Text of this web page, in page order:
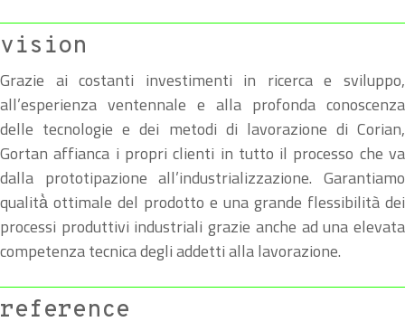
vision
Grazie ai costanti investimenti in ricerca e sviluppo,
all’esperienza ventennale e alla profonda conoscenza
delle tecnologie e dei metodi di lavorazione di Corian,
Gortan affianca i propri clienti in tutto il processo che va
dalla prototipazione all’industrializzazione. Garantiamo
qualità̀ ottimale del prodotto e una grande flessibilità dei
processi produttivi industriali grazie anche ad una elevata
competenza tecnica degli addetti alla lavorazione.
reference